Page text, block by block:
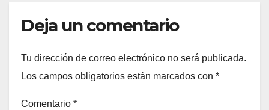
Deja un comentario
Tu dirección de correo electrónico no será publicada.
Los campos obligatorios están marcados con *
Comentario *